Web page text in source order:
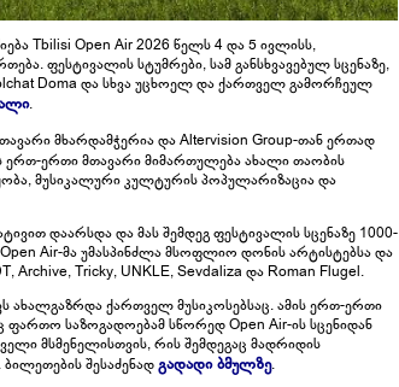
Tbilisi Open Air 2026 წელს 4 და 5 ივლისს,
ფესტივალის სტუმრები, სამ განსხვავებულ სცენაზე,
Doma და სხვა უცხოელ და ქართველ გამორჩეულ
.
მხარდამჭერია და Altervision Group-თან ერთად
ერთ-ერთი მთავარი მიმართულება ახალი თაობის
მუსიკალური კულტურის პოპულარიზაცია და
დაარსდა და მას შემდეგ ფესტივალის სცენაზე 1000-
Air-მა უმასპინძლა მსოფლიო დონის არტისტებსა და
Archive, Tricky, UNKLE, Sevdaliza და Roman Flugel.
ქართველ მუსიკოსებსაც. ამის ერთ-ერთი
საზოგადოებამ სწორედ Open Air-ის სცენიდან
მსმენელისთვის, რის შემდეგაც მადრიდის
შესაძენადგადადი ბმულზე.